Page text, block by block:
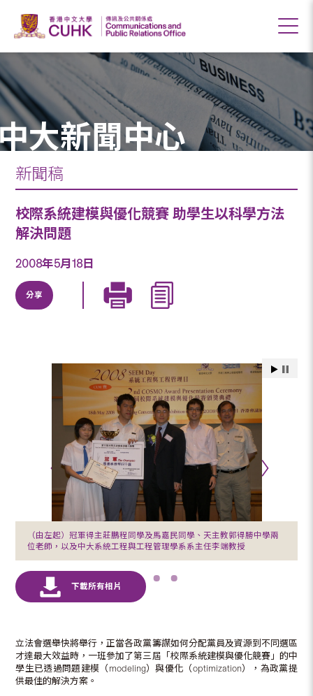
大新聞中心
新聞稿
校際系統建模與優化競賽 助學生以科學方法
解決問題
2008年5月18日
分享
（由左起）冠軍得主莊鵬程同學及馬嘉民同學、天主教郭得勝中學兩
位老師，以及中大系統工程與工程管理學系系主任李端教授
立法會選舉快將舉行，正當各政黨籌謀如何分配黨員及資源到不同選區
才達最大效益時，一班參加了第三屆「校際系統建模與優化競賽」的中
學生已透過問題建模（modeling）與優化（optimization），為政黨提
供最佳的解決方案。